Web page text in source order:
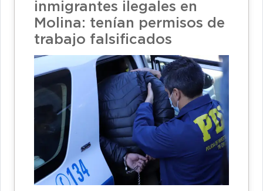
inmigrantes ilegales en
Molina: tenían permisos de
trabajo falsificados